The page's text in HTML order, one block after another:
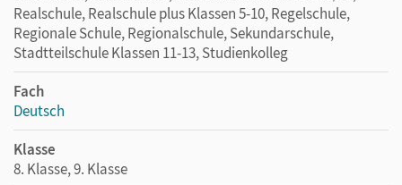
Realschule, Realschule plus Klassen 5-10, Regelschule,
Regionale Schule, Regionalschule, Sekundarschule,
Stadtteilschule Klassen 11-13, Studienkolleg
Fach
Deutsch
Klasse
8. Klasse, 9. Klasse